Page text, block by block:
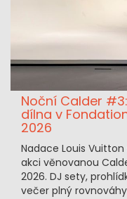
Noční Calder
dílna v
2026
Nadace Louis
akci věnovanou
2026. DJ sety,
večer plný